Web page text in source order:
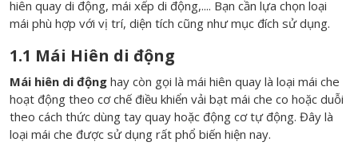
hiên quay di động, mái xếp di động,.... Bạn cần lựa chọn loại
mái phù hợp với vị trí, diện tích cũng như mục đích sử dụng.
1.1 Mái Hiên di động
Mái hiên di động hay còn gọi là mái hiên quay là loại mái che
hoạt động theo cơ chế điều khiển vải bạt mái che co hoặc duỗi
theo cách thức dùng tay quay hoặc động cơ tự động. Đây là
loại mái che được sử dụng rất phổ biến hiện nay.